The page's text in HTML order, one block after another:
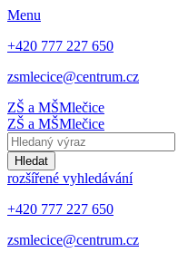
Menu
+420 777 227 650
zsmlecice@centrum.cz
ZŠ a MŠMlečice
ZŠ a MŠMlečice
Hledat
rozšířené vyhledávání
+420 777 227 650
zsmlecice@centrum.cz